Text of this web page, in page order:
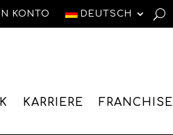
KONTO DEUTSCH
KARRIERE FRANCHISE